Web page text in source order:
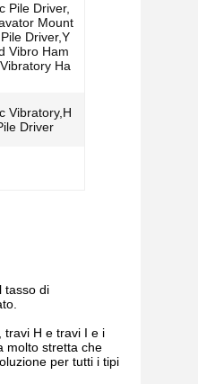
Pile Driver,
Mount
Driver,Y
Vibro Ham
Ha
Vibratory,H
Driver
tasso di
travi H e travi I e i
molto stretta che
per tutti i tipi